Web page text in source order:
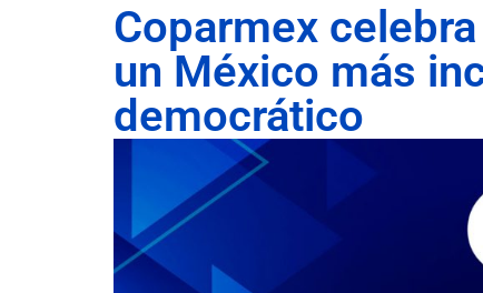
Coparmex
un México más
democrático